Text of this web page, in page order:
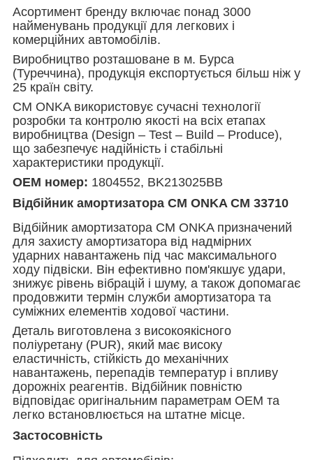
Асортимент бренду включає понад 3000
найменувань продукції для легкових і
комерційних автомобілів.
Виробництво розташоване в м. Бурса
(Туреччина), продукція експортується більш ніж у
25 країн світу.
CM ONKA використовує сучасні технології
розробки та контролю якості на всіх етапах
виробництва (Design – Test – Build – Produce),
що забезпечує надійність і стабільні
характеристики продукції.
OEM номер: 1804552, BK213025BB
Відбійник амортизатора CM ONKA CM 33710
Відбійник амортизатора CM ONKA призначений
для захисту амортизатора від надмірних
ударних навантажень під час максимального
ходу підвіски. Він ефективно пом'якшує удари,
знижує рівень вібрацій і шуму, а також допомагає
продовжити термін служби амортизатора та
суміжних елементів ходової частини.
Деталь виготовлена з високоякісного
поліуретану (PUR), який має високу
еластичність, стійкість до механічних
навантажень, перепадів температур і впливу
дорожніх реагентів. Відбійник повністю
відповідає оригінальним параметрам OEM та
легко встановлюється на штатне місце.
Застосовність